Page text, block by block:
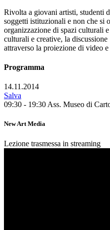
Rivolta a giovani artisti, studenti
soggetti istituzionali e non che si
organizzazione di spazi culturali
culturali e creative, la
attraverso la proiezione di video
Programma
14.11.2014
Salva
09:30 - 19:30 Ass. Museo di
New Art Media
Lezione trasmessa in streaming